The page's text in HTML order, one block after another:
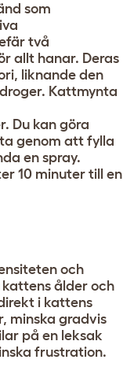
som
två
allt hanar. Deras
liknande den
Kattmynta
Du kan göra
genom att fylla
en spray.
10 minuter till en
och
ålder och
i kattens
minska gradvis
på en leksak
frustration.